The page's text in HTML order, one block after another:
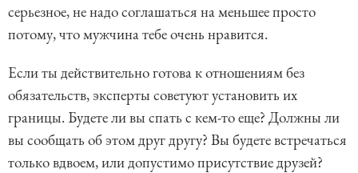
серьезное, не надо соглашаться на меньшее просто
потому, что мужчина тебе очень нравится.
Если ты действительно готова к отношениям без
обязательств, эксперты советуют установить их
границы. Будете ли вы спать с кем-то еще? Должны ли
вы сообщать об этом друг другу? Вы будете встречаться
только вдвоем, или допустимо присутствие друзей?